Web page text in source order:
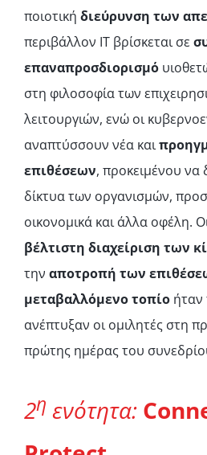
ποιοτική διεύρυνση των
περιβάλλον ΙΤ βρίσκεται σε
επαναπροσδιορισμό
στη φιλοσοφία των
λειτουργιών, ενώ οι
αναπτύσσουν νέα και
επιθέσεων, προκειμένου να
δίκτυα των οργανισμών,
οικονομικά και άλλα οφέλη.
βέλτιστη διαχείριση των
την αποτροπή των
μεταβαλλόμενο τοπίο ήταν
ανέπτυξαν οι ομιλητές στη
πρώτης ημέρας του
2η ενότητα: